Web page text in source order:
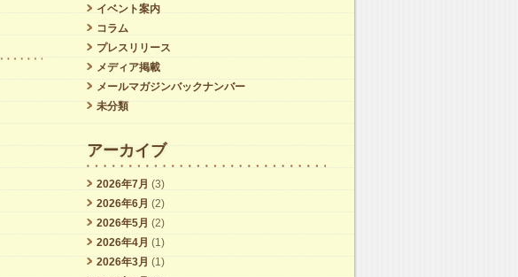
イベント案内
コラム
プレスリリース
メディア掲載
メールマガジンバックナンバー
未分類
アーカイブ
2026年7月 (3)
2026年6月 (2)
2026年5月 (2)
2026年4月 (1)
2026年3月 (1)